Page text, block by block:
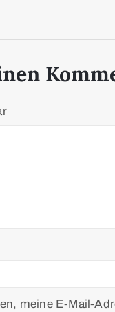
meine E-Mail-